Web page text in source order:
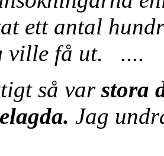
ett antal
ville få ut. ....
så varstora
Jag